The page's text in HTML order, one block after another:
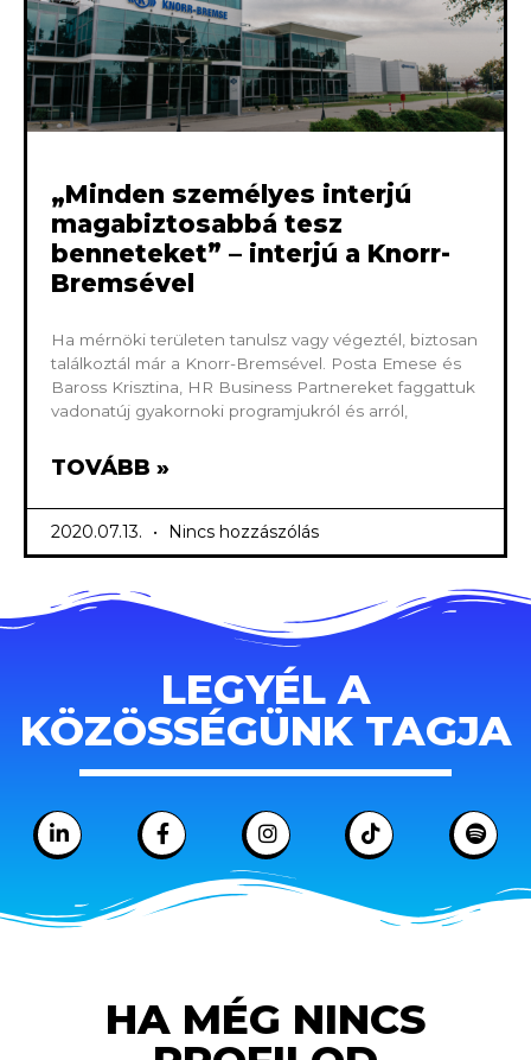
„Minden személyes interjú
magabiztosabbá tesz
benneteket” – interjú a Knorr-
Bremsével
Ha mérnöki területen tanulsz vagy végeztél, biztosan
találkoztál már a Knorr-Bremsével. Posta Emese és
Baross Krisztina, HR Business Partnereket faggattuk
vadonatúj gyakornoki programjukról és arról,
TOVÁBB »
2020.07.13. Nincs hozzászólás
LEGYÉL A
KÖZÖSSÉGÜNK TAGJA
HA MÉG NINCS